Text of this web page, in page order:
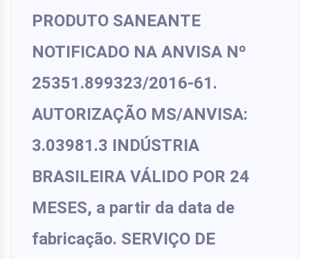
PRODUTO SANEANTE
NOTIFICADO NA ANVISA Nº
25351.899323/2016-61.
AUTORIZAÇÃO MS/ANVISA:
3.03981.3 INDÚSTRIA
BRASILEIRA VÁLIDO POR 24
MESES, a partir da data de
fabricação. SERVIÇO DE